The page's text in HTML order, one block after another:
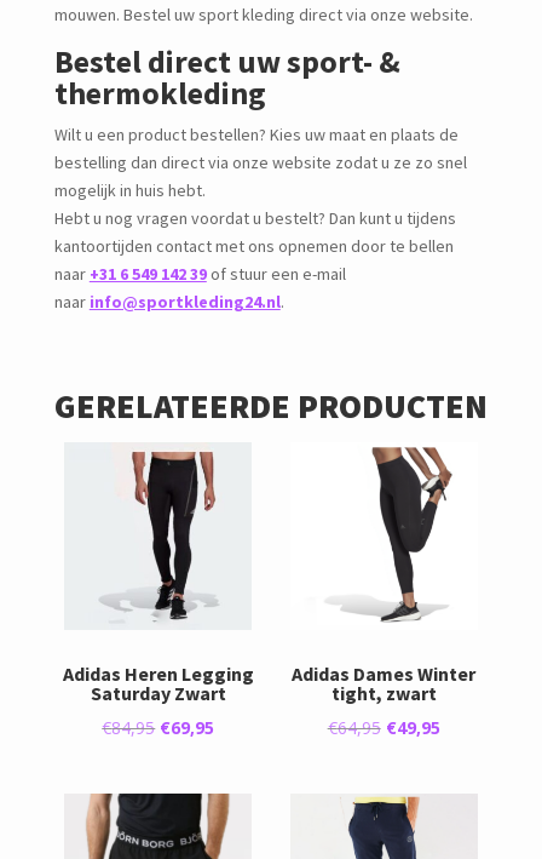
mouwen. Bestel uw sport kleding direct via onze website.
Bestel direct uw sport- &
thermokleding
Wilt u een product bestellen? Kies uw maat en plaats de
bestelling dan direct via onze website zodat u ze zo snel
mogelijk in huis hebt.
Hebt u nog vragen voordat u bestelt? Dan kunt u tijdens
kantoortijden contact met ons opnemen door te bellen
naar +31 6 549 142 39of stuur een e-mail
naar info@sportkleding24.nl.
GERELATEERDE PRODUCTEN
Adidas Heren Legging
Saturday Zwart
€84,95 Oorspronkelijke
was:
€84,95.
€69,95
is:
€69,95.
Adidas Dames Winter
tight, zwart
€64,95 Oorspronkelijke
€64,95.
€49,95Huidige